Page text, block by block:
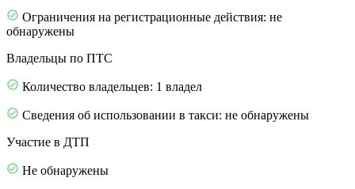
Ограничения на регистрационные действия: не
обнаружены
Владельцы по ПТС
Количество владельцев: 1 владел
Сведения об использовании в такси: не обнаружены
Участие в ДТП
Не обнаружены